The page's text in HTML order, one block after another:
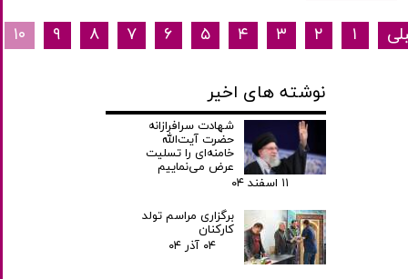
۱ ۲ ۳ ۴ ۵ ۶ ۷ ۸ ۹ ۱۰
نوشته های اخیر
شهادت سرافرازانه
حضرت آیت‌الله
خامنه‌ای را تسلیت
عرض می‌نماییم
۱۱ اسفند ۰۴
برگزاری مراسم تولد
کارکنان
۰۴ آذر ۰۴